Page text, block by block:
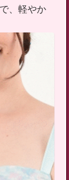
、軽やか